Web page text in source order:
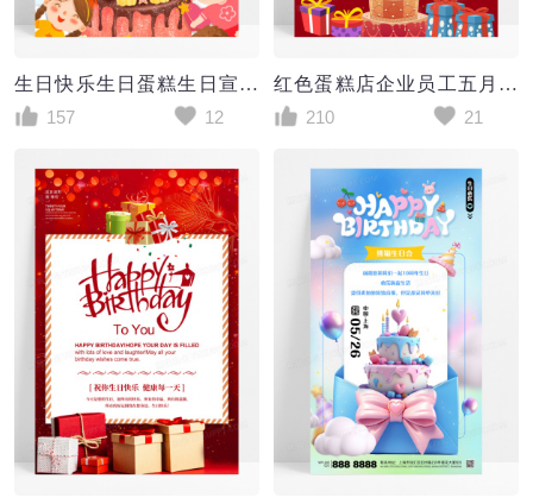
生日快乐生日蛋糕生日宣传海报
157
12
红色蛋糕店企业员工五月生日快乐邀请函祝贺卡宣传海报
210
21